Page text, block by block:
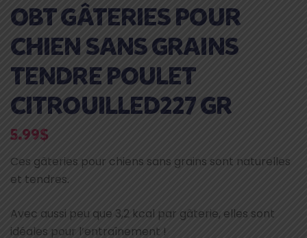
OBT GÂTERIES POUR
CHIEN SANS GRAINS
TENDRE POULET
CITROUILLED227 GR
5.99$
Ces gâteries pour chiens sans grains sont naturelles
et tendres.
Avec aussi peu que 3,2 kcal par gâterie, elles sont
idéales pour l’entraînement !